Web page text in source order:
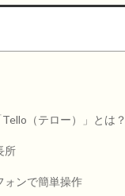
（テロー）」とは？
所
ォンで簡単操作